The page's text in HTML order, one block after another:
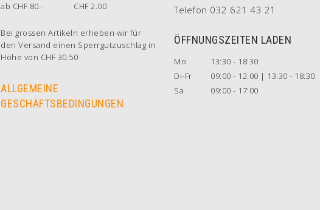
ab CHF 80.-
CHF 2.00
Bei grossen Artikeln erheben wir für
den Versand einen Sperrgutzuschlag in
Höhe von CHF 30.50
ALLGEMEINE
GESCHÄFTSBEDINGUNGEN
Telefon 032 621 43 21
ÖFFNUNGSZEITEN LADEN
Mo
13:30 - 18:30
Di-Fr
09:00 - 12:00 | 13:30 - 18:30
Sa
09:00 - 17:00